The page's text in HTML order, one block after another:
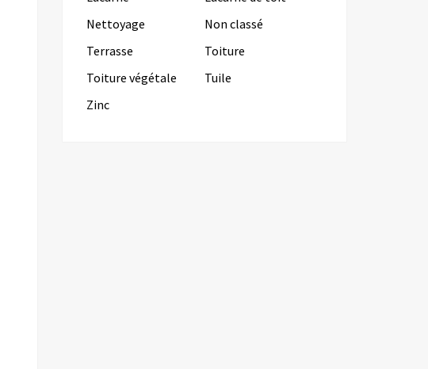
Nettoyage
Non classé
Terrasse
Toiture
Toiture végétale
Tuile
Zinc